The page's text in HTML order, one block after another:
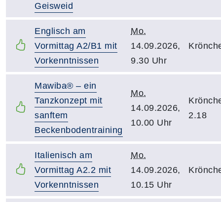
Geisweid
Englisch am
Vormittag A2/B1 mit
Vorkenntnissen
Mo.
14.09.2026,
9.30 Uhr
Mawiba® – ein
Tanzkonzept mit
sanftem
Beckenbodentraining
Mo.
14.09.2026,
10.00 Uhr
2.18
Italienisch am
Vormittag A2.2 mit
Vorkenntnissen
Mo.
14.09.2026,
10.15 Uhr